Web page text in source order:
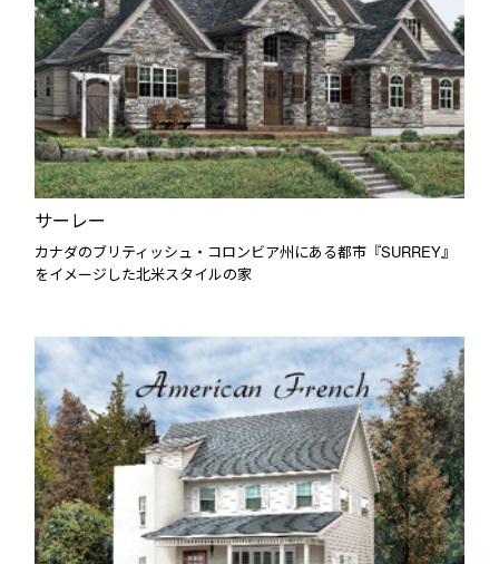
サーレー
カナダのブリティッシュ・コロンビア州にある都市『SURREY』
をイメージした北米スタイルの家